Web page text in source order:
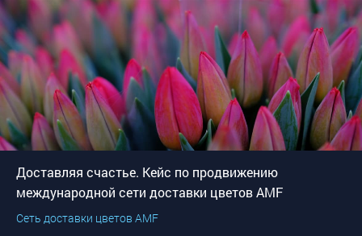
Доставляя счастье. Кейс по продвижению
международной сети доставки цветов AMF
Сеть доставки цветов AMF